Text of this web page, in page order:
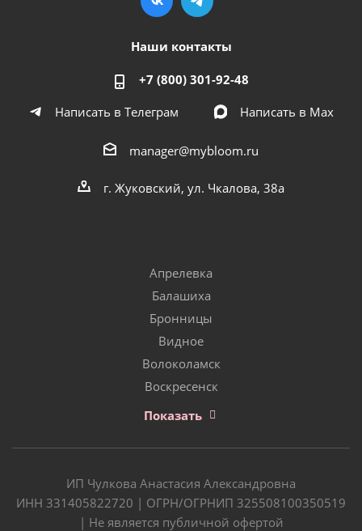
Наши контакты
+7 (800) 301-92-48
Написать в Телеграм
Написать в Мах
manager@mybloom.ru
г. Жуковский, ул. Чкалова, 38а
Апрелевка
Балашиха
Бронницы
Видное
Волоколамск
Воскресенск
Показать
ИП Чулкова Анастасия Александровна
ИНН 331405822720 | ОГРН/ОГРНИП 325508100350519
| Не является публичной офертой